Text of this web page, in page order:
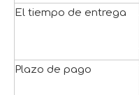
El tiempo de entrega
Plazo de pago